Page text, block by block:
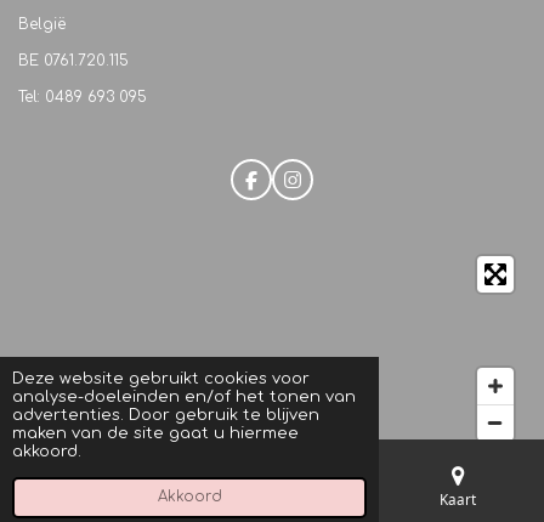
Deze website gebruikt cookies voor
analyse-doeleinden en/of het tonen van
advertenties. Door gebruik te blijven
maken van de site gaat u hiermee
akkoord.
Akkoord
België
BE 0761.720.115
Tel: 0489 693 095
F
a
I
n
Kaart